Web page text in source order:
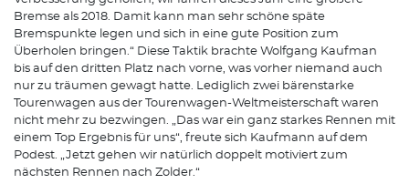
Bremse als 2018. Damit kann man sehr schöne späte
Bremspunkte legen und sich in eine gute Position zum
Überholen bringen.“ Diese Taktik brachte Wolfgang Kaufman
bis auf den dritten Platz nach vorne, was vorher niemand auch
nur zu träumen gewagt hatte. Lediglich zwei bärenstarke
Tourenwagen aus der Tourenwagen-Weltmeisterschaft waren
nicht mehr zu bezwingen. „Das war ein ganz starkes Rennen mit
einem Top Ergebnis für uns“, freute sich Kaufmann auf dem
Podest. „Jetzt gehen wir natürlich doppelt motiviert zum
nächsten Rennen nach Zolder.“